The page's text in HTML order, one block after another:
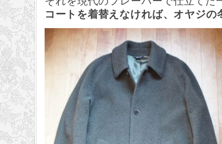
コートを着替えなければ、オヤジの